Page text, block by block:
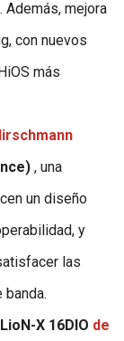
mejora
con nuevos
más
, una
un diseño
y
las
X 16DIO de